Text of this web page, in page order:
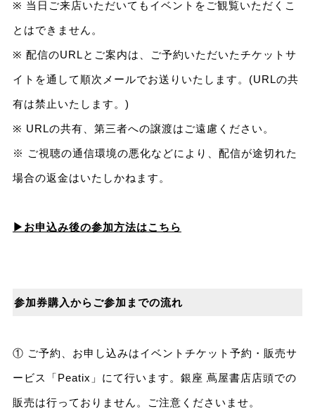
※ 当日ご来店いただいてもイベントをご観覧いただくこ
とはできません。
※ 配信のURLとご案内は、ご予約いただいたチケットサ
イトを通して順次メールでお送りいたします。(URLの共
有は禁止いたします。)
※ URLの共有、第三者への譲渡はご遠慮ください。
※ ご視聴の通信環境の悪化などにより、配信が途切れた
場合の返金はいたしかねます。
▶お申込み後の参加方法はこちら
参加券購入からご参加までの流れ
① ご予約、お申し込みはイベントチケット予約・販売サ
ービス「Peatix」にて行います。銀座 蔦屋書店店頭での
販売は行っておりません。ご注意くださいませ。